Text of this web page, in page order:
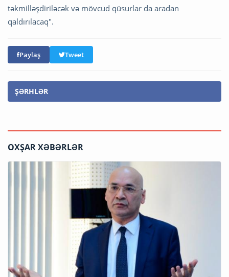
təkmilləşdiriləcək və mövcud qüsurlar da aradan
qaldırılacaq".
Paylaş Tweet
ŞƏRHLƏR
OXŞAR XƏBƏRLƏR